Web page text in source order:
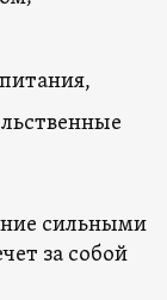
сильными
за собой